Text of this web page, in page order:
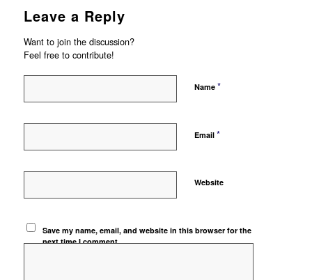
Leave a Reply
Want to join the discussion?
Feel free to contribute!
Name *
Email *
Website
Save my name, email, and website in this browser for the
next time I comment.